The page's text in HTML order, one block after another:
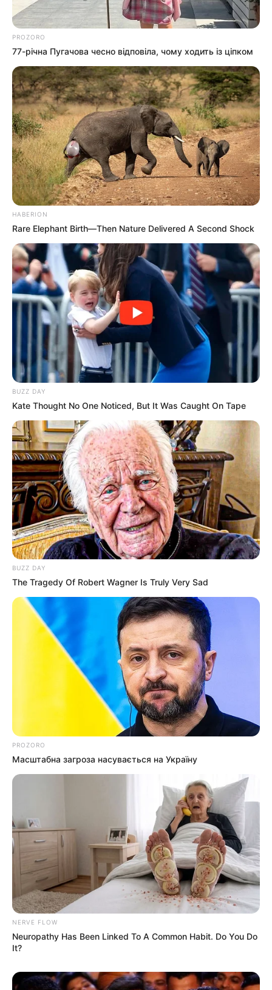
PROZORO
77-річна Пугачова чесно відповіла, чому ходить із ціпком
HABERION
Rare Elephant Birth—Then Nature Delivered A Second Shock
BUZZ DAY
Kate Thought No One Noticed, But It Was Caught On Tape
BUZZ DAY
The Tragedy Of Robert Wagner Is Truly Very Sad
PROZORO
Масштабна загроза насувається на Україну
NERVE FLOW
Neuropathy Has Been Linked To A Common Habit. Do You Do
It?